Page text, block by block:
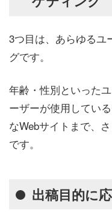
3つ目は、あらゆるユ
グです。
年齢・性別といった
ーザーが使用してい
なWebサイトまで、
です。
出稿目的に